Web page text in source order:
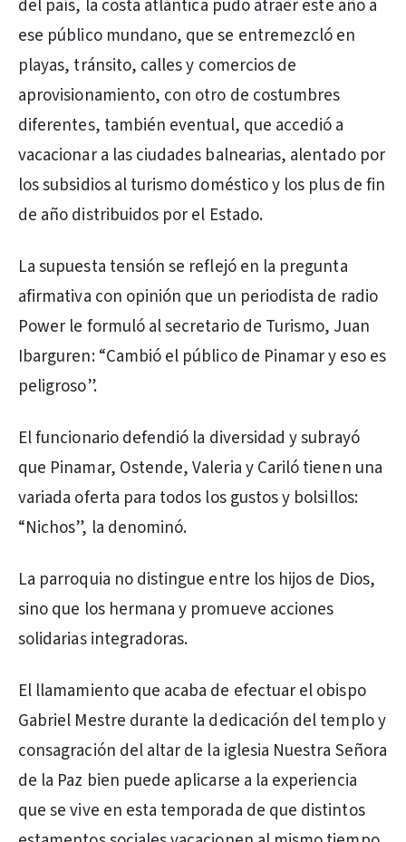
del país, la costa atlántica pudo atraer este año a
ese público mundano, que se entremezcló en
playas, tránsito, calles y comercios de
aprovisionamiento, con otro de costumbres
diferentes, también eventual, que accedió a
vacacionar a las ciudades balnearias, alentado por
los subsidios al turismo doméstico y los plus de fin
de año distribuidos por el Estado.
La supuesta tensión se reflejó en la pregunta
afirmativa con opinión que un periodista de radio
Power le formuló al secretario de Turismo, Juan
Ibarguren: “Cambió el público de Pinamar y eso es
peligroso”.
El funcionario defendió la diversidad y subrayó
que Pinamar, Ostende, Valeria y Cariló tienen una
variada oferta para todos los gustos y bolsillos:
“Nichos”, la denominó.
La parroquia no distingue entre los hijos de Dios,
sino que los hermana y promueve acciones
solidarias integradoras.
El llamamiento que acaba de efectuar el obispo
Gabriel Mestre durante la dedicación del templo y
consagración del altar de la iglesia Nuestra Señora
de la Paz bien puede aplicarse a la experiencia
que se vive en esta temporada de que distintos